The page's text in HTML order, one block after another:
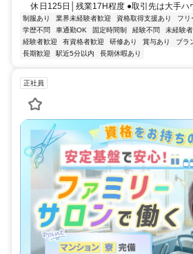
休日125日│残業17H程度 ●取引先は大手ハ
制服あり 業界未経験者歓迎 資格取得支援あり フリ
学歴不問
車通勤OK 固定時間制 経験不問 未経験
経験者歓迎
有資格者歓迎 研修あり 賞与あり ブラ
長期歓迎
駅近5分以内 長期休暇あり
正社員